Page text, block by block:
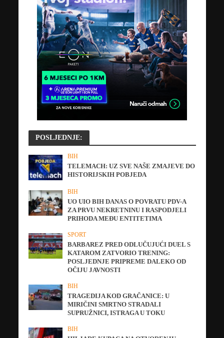
POSLJEDNJE:
BIH
TELEMACH: UZ SVE NAŠE ZMAJEVE DO
HISTORIJSKIH POBJEDA
BIH
UO UIO BIH DANAS O POVRATU PDV-A
ZA PRVU NEKRETNINU I RASPODJELI
PRIHODA MEĐU ENTITETIMA
SPORT
BARBAREZ PRED ODLUČUJUĆI DUEL S
KATAROM ZATVORIO TRENING:
POSLJEDNJE PRIPREME DALEKO OD
OČIJU JAVNOSTI
BIH
TRAGEDIJA KOD GRAČANICE: U
MIRIČINI SMRTNO STRADALI
SUPRUŽNICI, ISTRAGA U TOKU
BIH